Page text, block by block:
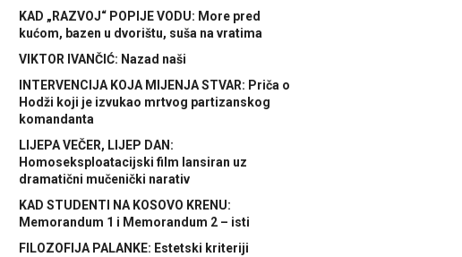
KAD „RAZVOJ“ POPIJE VODU: More pred
kućom, bazen u dvorištu, suša na vratima
VIKTOR IVANČIĆ: Nazad naši
INTERVENCIJA KOJA MIJENJA STVAR: Priča o
Hodži koji je izvukao mrtvog partizanskog
komandanta
LIJEPA VEČER, LIJEP DAN:
Homoseksploatacijski film lansiran uz
dramatični mučenički narativ
KAD STUDENTI NA KOSOVO KRENU:
Memorandum 1 i Memorandum 2 – isti
FILOZOFIJA PALANKE: Estetski kriteriji